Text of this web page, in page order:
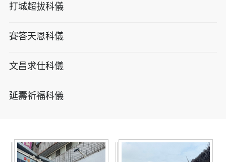
打城超拔科儀
賽答天恩科儀
文昌求仕科儀
延壽祈福科儀